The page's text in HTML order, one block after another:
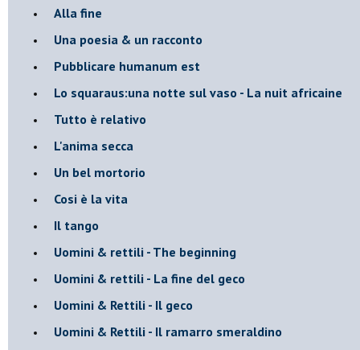
Alla fine
Una poesia & un racconto
Pubblicare humanum est
Lo squaraus:una notte sul vaso - La nuit africaine
Tutto è relativo
L'anima secca
Un bel mortorio
Cosi è la vita
Il tango
​Uomini & rettili - The beginning
​Uomini & rettili - La fine del geco
Uomini & Rettili - Il geco
Uomini & Rettili - Il ramarro smeraldino